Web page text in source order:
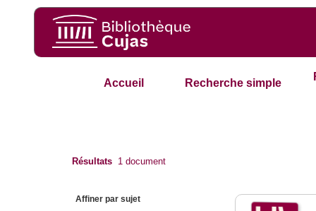
Accueil Recherche simple
Résultats 1 document
Affiner par sujet